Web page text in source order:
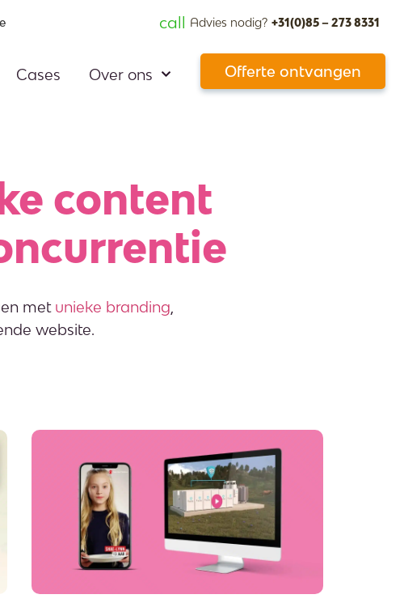
call Advies nodig? +31(0)85 – 273 8331
Cases Over ons Offerte ontvangen
content
met unieke branding
website.